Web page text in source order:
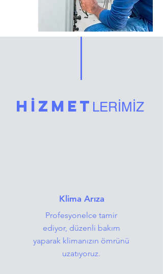
HİZMET LERİMİZ
Klima Arıza
Profesyonelce tamir
ediyor, düzenli bakım
yaparak klimanızın ömrünü
uzatıyoruz.